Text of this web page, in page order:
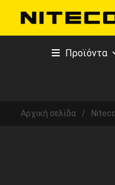
Προϊόντα
Αρχική σελίδα /